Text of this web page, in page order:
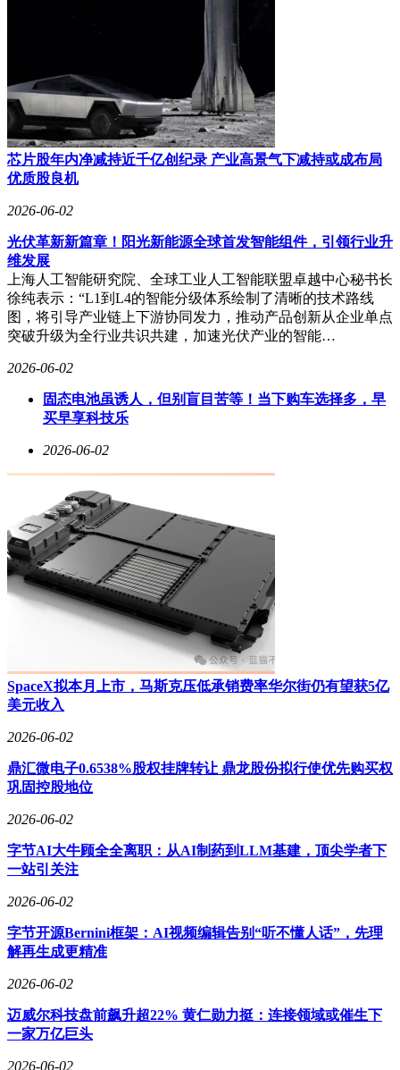
芯片股年内净减持近千亿创纪录 产业高景气下减持或成布局
优质股良机
2026-06-02
光伏革新新篇章！阳光新能源全球首发智能组件，引领行业升
维发展
上海人工智能研究院、全球工业人工智能联盟卓越中心秘书长
徐纯表示：“L1到L4的智能分级体系绘制了清晰的技术路线
图，将引导产业链上下游协同发力，推动产品创新从企业单点
突破升级为全行业共识共建，加速光伏产业的智能…
2026-06-02
固态电池虽诱人，但别盲目苦等！当下购车选择多，早
买早享科技乐
2026-06-02
SpaceX拟本月上市，马斯克压低承销费率华尔街仍有望获5亿
美元收入
2026-06-02
鼎汇微电子0.6538%股权挂牌转让 鼎龙股份拟行使优先购买权
巩固控股地位
2026-06-02
字节AI大牛顾全全离职：从AI制药到LLM基建，顶尖学者下
一站引关注
2026-06-02
字节开源Bernini框架：AI视频编辑告别“听不懂人话”，先理
解再生成更精准
2026-06-02
迈威尔科技盘前飙升超22% 黄仁勋力挺：连接领域或催生下
一家万亿巨头
2026-06-02